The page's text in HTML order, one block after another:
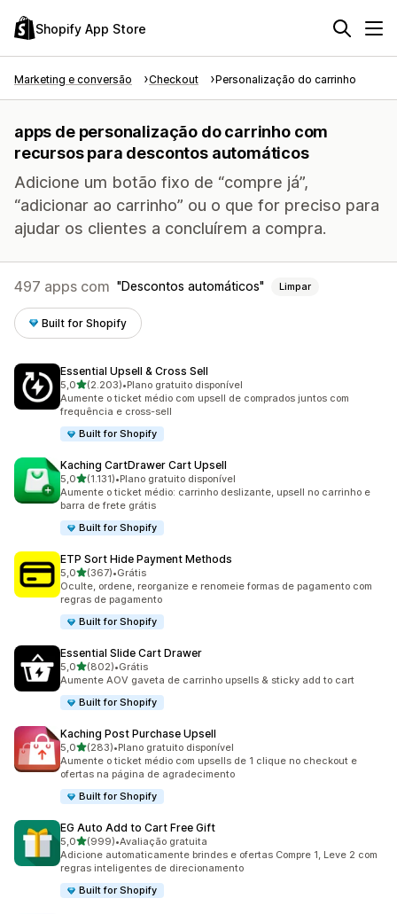
Shopify App Store
Marketing e conversão Checkout Personalização do carrinho
apps de personalização do carrinho com
recursos para descontos automáticos
Adicione um botão fixo de “compre já”,
“adicionar ao carrinho” ou o que for preciso para
ajudar os clientes a concluírem a compra.
497 apps com Descontos automáticos Limpar
Built for Shopify
Essential Upsell & Cross Sell
5,0de 5 estrelas
(2.203)
2203 avaliações ao todo
•Plano gratuito disponível
Aumente o ticket médio com upsell de comprados juntos com
frequência e cross-sell
Built for Shopify
Kaching CartDrawer Cart Upsell
5,0de 5 estrelas
(1.131)
1131 avaliações ao todo
•Plano gratuito disponível
Aumente o ticket médio: carrinho deslizante, upsell no carrinho e
barra de frete grátis
Built for Shopify
ETP Sort Hide Payment Methods
5,0de 5 estrelas
(367)
367 avaliações ao todo
•Grátis
Oculte, ordene, reorganize e renomeie formas de pagamento com
regras de pagamento
Built for Shopify
Essential Slide Cart Drawer
5,0de 5 estrelas
(802)
802 avaliações ao todo
•Grátis
Aumente AOV gaveta de carrinho upsells & sticky add to cart
Built for Shopify
Kaching Post Purchase Upsell
5,0de 5 estrelas
(283)
283 avaliações ao todo
•Plano gratuito disponível
Aumente o ticket médio com upsells de 1 clique no checkout e
ofertas na página de agradecimento
Built for Shopify
EG Auto Add to Cart Free Gift
5,0de 5 estrelas
(999)
999 avaliações ao todo
•Avaliação gratuita
Adicione automaticamente brindes e ofertas Compre 1, Leve 2 com
regras inteligentes de direcionamento
Built for Shopify